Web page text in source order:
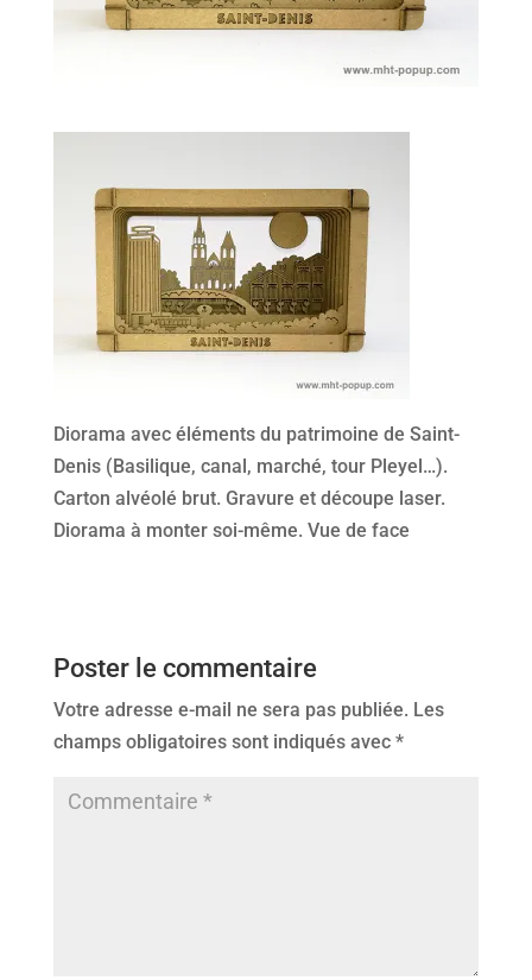
Diorama avec éléments du patrimoine de Saint-
Denis (Basilique, canal, marché, tour Pleyel…).
Carton alvéolé brut. Gravure et découpe laser.
Diorama à monter soi-même. Vue de face
Poster le commentaire
Votre adresse e-mail ne sera pas publiée. Les
champs obligatoires sont indiqués avec *